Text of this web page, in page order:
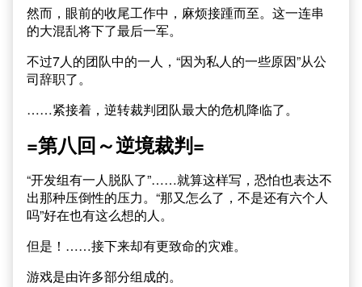
然而，眼前的收尾工作中，麻烦接踵而至。这一连串
的大混乱将下了最后一军。
不过7人的团队中的一人，“因为私人的一些原因”从公
司辞职了。
……紧接着，逆转裁判团队最大的危机降临了。
=第八回～逆境裁判=
“开发组有一人脱队了”……就算这样写，恐怕也表达不
出那种压倒性的压力。“那又怎么了，不是还有六个人
吗”好在也有这么想的人。
但是！……接下来却有更致命的灾难。
游戏是由许多部分组成的。